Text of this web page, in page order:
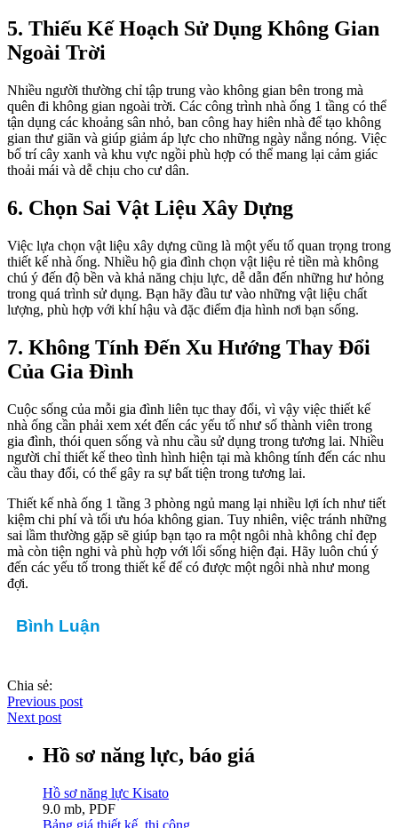
5. Thiếu Kế Hoạch Sử Dụng Không Gian
Ngoài Trời
Nhiều người thường chỉ tập trung vào không gian bên trong mà
quên đi không gian ngoài trời. Các công trình nhà ống 1 tầng có thể
tận dụng các khoảng sân nhỏ, ban công hay hiên nhà để tạo không
gian thư giãn và giúp giảm áp lực cho những ngày nắng nóng. Việc
bố trí cây xanh và khu vực ngồi phù hợp có thể mang lại cảm giác
thoải mái và dễ chịu cho cư dân.
6. Chọn Sai Vật Liệu Xây Dựng
Việc lựa chọn vật liệu xây dựng cũng là một yếu tố quan trọng trong
thiết kế nhà ống. Nhiều hộ gia đình chọn vật liệu rẻ tiền mà không
chú ý đến độ bền và khả năng chịu lực, dễ dẫn đến những hư hỏng
trong quá trình sử dụng. Bạn hãy đầu tư vào những vật liệu chất
lượng, phù hợp với khí hậu và đặc điểm địa hình nơi bạn sống.
7. Không Tính Đến Xu Hướng Thay Đổi
Của Gia Đình
Cuộc sống của mỗi gia đình liên tục thay đổi, vì vậy việc thiết kế
nhà ống cần phải xem xét đến các yếu tố như số thành viên trong
gia đình, thói quen sống và nhu cầu sử dụng trong tương lai. Nhiều
người chỉ thiết kế theo tình hình hiện tại mà không tính đến các nhu
cầu thay đổi, có thể gây ra sự bất tiện trong tương lai.
Thiết kế nhà ống 1 tầng 3 phòng ngủ mang lại nhiều lợi ích như tiết
kiệm chi phí và tối ưu hóa không gian. Tuy nhiên, việc tránh những
sai lầm thường gặp sẽ giúp bạn tạo ra một ngôi nhà không chỉ đẹp
mà còn tiện nghi và phù hợp với lối sống hiện đại. Hãy luôn chú ý
đến các yếu tố trong thiết kế để có được một ngôi nhà như mong
đợi.
Bình Luận
Chia sẻ:
Previous post
Next post
Hồ sơ năng lực, báo giá
Hồ sơ năng lực Kisato
9.0 mb, PDF
Bảng giá thiết kế, thi công